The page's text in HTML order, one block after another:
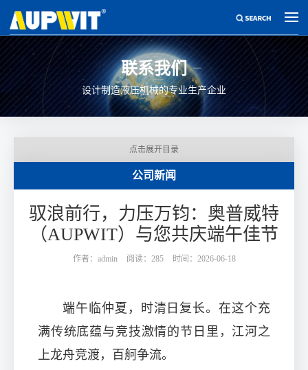
联系我们
设计制造液压机械的专业生产企业
点击展开目录
公司新闻
驭浪前行，力压万钧：奥普威特
（AUPWIT）与您共庆端午佳节
作者：admin 阅读：285 时间：2026-06-18
端午临仲夏，时清日复长。在这个充
满传统底蕴与竞技激情的节日里，江河之
上龙舟竞渡，百舸争流。